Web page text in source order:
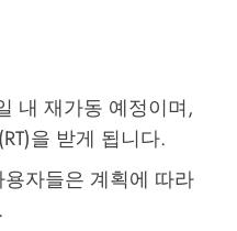
내 재가동 예정이며,
을 받게 됩니다.
자들은 계획에 따라